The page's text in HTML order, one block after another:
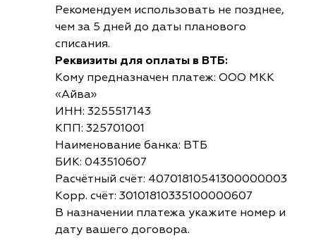
Рекомендуем использовать не позднее,
чем за 5 дней до даты планового
списания.
Реквизиты для оплаты в ВТБ:
Кому предназначен платеж: ООО МКК
«Айва»
ИНН: 3255517143
КПП: 325701001
Наименование банка: ВТБ
БИК: 043510607
Расчётный счёт: 40701810541300000003
Корр. счёт: 30101810335100000607
В назначении платежа укажите номер и
дату вашего договора.